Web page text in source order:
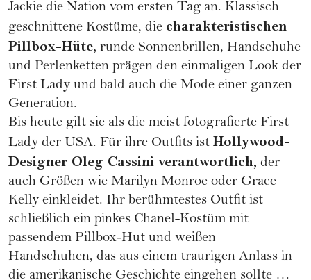
Jackie die Nation vom ersten Tag an. Klassisch
geschnittene Kostüme, die charakteristischen
Pillbox-Hüte, runde Sonnenbrillen, Handschuhe
und Perlenketten prägen den einmaligen Look der
First Lady und bald auch die Mode einer ganzen
Generation.
Bis heute gilt sie als die meist fotografierte First
Lady der USA. Für ihre Outfits ist Hollywood-
Designer Oleg Cassini verantwortlich, der
auch Größen wie Marilyn Monroe oder Grace
Kelly einkleidet. Ihr berühmtestes Outfit ist
schließlich ein pinkes Chanel-Kostüm mit
passendem Pillbox-Hut und weißen
Handschuhen, das aus einem traurigen Anlass in
die amerikanische Geschichte eingehen sollte …